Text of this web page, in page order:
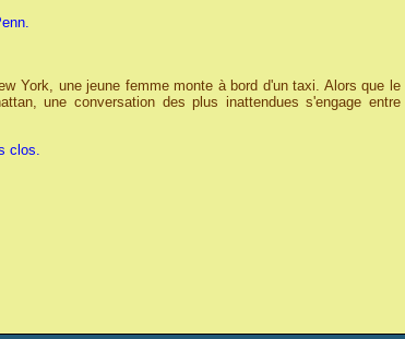
York, une jeune femme monte à bord d'un taxi. Alors que le
une conversation des plus inattendues s'engage entre
clos.